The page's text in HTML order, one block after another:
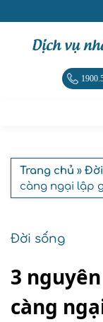
Dịch vụ
Trang chủ »
càng ngại lập
Đời sống
3
càng